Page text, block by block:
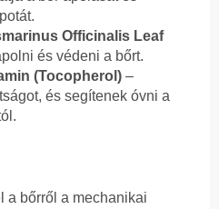
Officinalis Leaf
és védeni a bőrt.
(Tocopherol) –
és segítenek óvni a
a bőrről a mechanikai